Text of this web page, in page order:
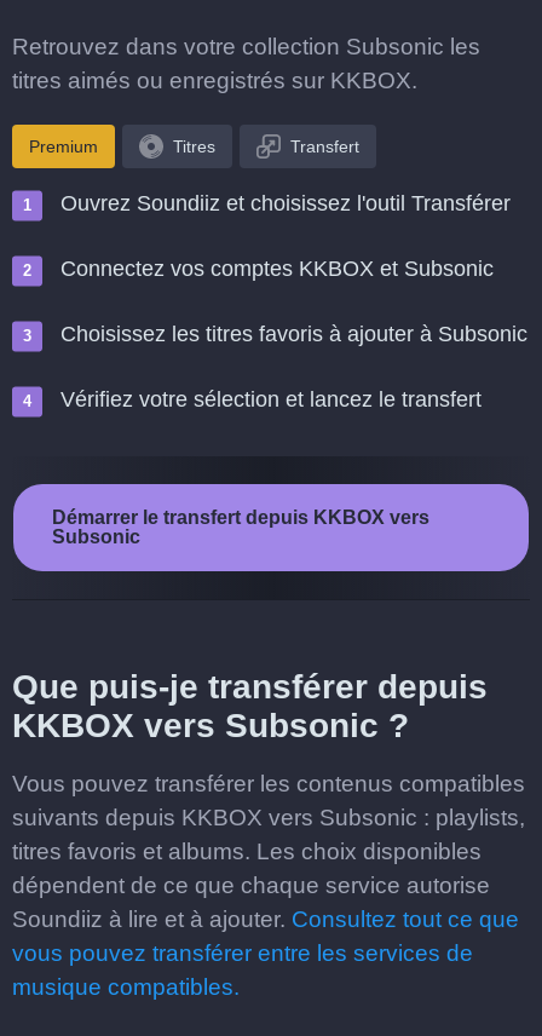
Retrouvez dans votre collection Subsonic les
titres aimés ou enregistrés sur KKBOX.
Premium Titres Transfert
Ouvrez Soundiiz et choisissez l'outil Transférer
Connectez vos comptes KKBOX et Subsonic
Choisissez les titres favoris à ajouter à Subsonic
Vérifiez votre sélection et lancez le transfert
Démarrer le transfert depuis KKBOX vers
Subsonic
Que puis-je transférer depuis
KKBOX vers Subsonic ?
Vous pouvez transférer les contenus compatibles
suivants depuis KKBOX vers Subsonic : playlists,
titres favoris et albums. Les choix disponibles
dépendent de ce que chaque service autorise
Soundiiz à lire et à ajouter. Consultez tout ce que
vous pouvez transférer entre les services de
musique compatibles.